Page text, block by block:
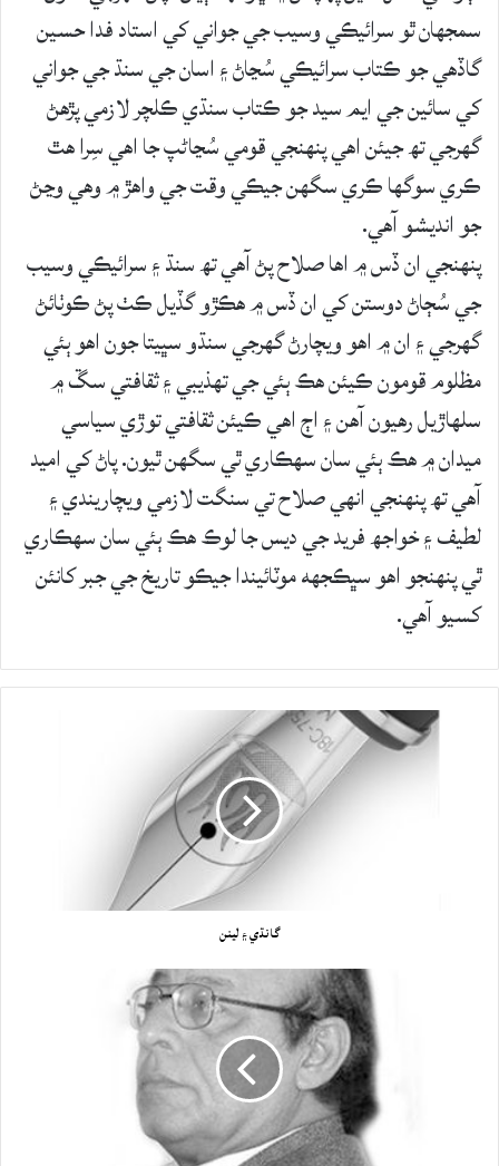
سمجھان ٿو سرائيڪي وسيب جي جواني کي استاد فدا حسين
گاڏھي جو ڪتاب سرائيڪي سُڃاڻ ۽ اسان جي سنڌ جي جواني
کي سائين جي ايم سيد جو ڪتاب سنڌي ڪلچر لازمي پڙھڻ
گھرجي تھ جيئن اھي پنھنجي قومي سُڃاڻپ جا اھي سِرا ھٿ
ڪري سوگھا ڪري سگھن جيڪي وقت جي واھڙ ۾ وھي وڃڻ
جو انديشو آھي.
پنھنجي ان ڏس ۾ اھا صلاح پڻ آھي تھ سنڌ ۽ سرائيڪي وسيب
جي سُڄاڻ دوستن کي ان ڏس ۾ ھڪڙو گڏيل ڪٺ پڻ ڪوٺائڻ
گھرجي ۽ ان ۾ اھو ويچارڻ گھرجي سنڌو سڀيتا جون اھو ٻئي
مظلوم قومون ڪيئن ھڪ ٻئي جي تھذيبي ۽ ثقافتي سڱ ۾
سلھاڙيل رھيون آھن ۽ اڄ اھي ڪيئن ثقافتي توڙي سياسي
ميدان ۾ ھڪ ٻئي سان سھڪاري ٿي سگھن ٿيون. پاڻ کي اميد
آھي تھ پنھنجي انھي صلاح تي سنگت لازمي ويچاريندي ۽
لطيف ۽ خواجھ فريد جي ديس جا لوڪ ھڪ ٻئي سان سھڪاري
ٿي پنھنجو اھو سڀڪجھه موٽائيندا جيڪو تاريخ جي جبر کانئن
کسيو آھي.
گانڌي ۽ لينن